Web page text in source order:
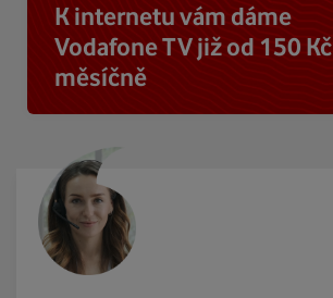
K internetu vám dáme
Vodafone TV již od 150 Kč
měsíčně